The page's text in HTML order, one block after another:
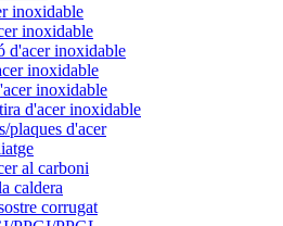
inoxidable
inoxidable
d'acer inoxidable
inoxidable
inoxidable
d'acer inoxidable
plaques d'acer
al carboni
caldera
corrugat